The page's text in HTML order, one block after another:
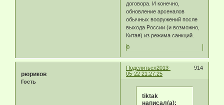
договора. И конечно,
обновление арсеналов
обычных вооружений после
выхода России (и возможно,
Китая) из режима санкций.
0
Поделиться 914
2013-
05-22 21:27:25
рюриков
Гость
tiktak
написал(а):